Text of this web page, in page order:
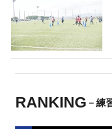
RANKING －練